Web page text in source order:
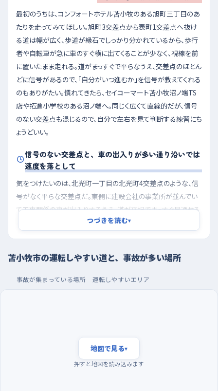
最初のうちは、コンフォートホテル苫小牧のある旭町三丁目のあ
たりを走ってみてほしい。旭町3交差点から表町1交差点へ抜け
る道は幅が広く、歩道が縁石でしっかり分かれているから、歩行
者や自転車が急に車のすぐ横に出てくることが少なく、視線を前
に置いたまま走れる。道がまっすぐで平らなうえ、交差点のほとん
どに信号があるので、「自分がいつ進むか」を信号が教えてくれる
のもありがたい。慣れてきたら、セイコーマート苫小牧沼ノ端TS
店や拓進小学校のある沼ノ端へ。同じく広くて直線的だが、信号
のない交差点も混じるので、自分で左右を見て判断する練習にち
ょうどいい。
信号のない交差点と、車の出入りが多い通り沿いでは
速度を落として
気をつけたいのは、北光町一丁目の北光町4交差点のような、信
号がなく平らな交差点だ。東側に建設会社の事業所が並んでい
て工事関係の車が出入りするうえ、道が平坦でまっすぐ見通せる
ぶん、お互いに「相手が止まるだろう」と思いやすく、交差点の中
や停まる車が多いのに信号がないため、右左折のときに歩行者
を見落としやすい。こういう交差点では、止まる線の手前でいった
夕方五時前後は、仕事や買い物の車が一斉に動きだすうえ、暗く
なりはじめて歩行者が見えにくくなる時間帯なので、練習には向
つづきを読む▾
苫小牧市の運転しやすい道と、事故が多い場所
事故が集まっている場所 運転しやすいエリア
地図で見る▾
押すと地図を読み込みます